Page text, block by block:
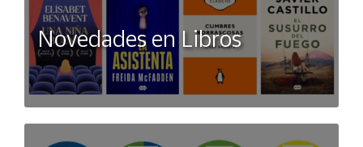
Novedades en Libros